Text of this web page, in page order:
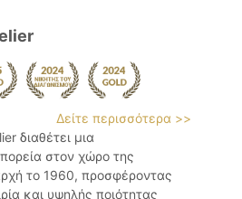
Δείτε περισσότερα >>
διαθέτει μια
στον χώρο της
το 1960, προσφέροντας
και υψηλής ποιότητας